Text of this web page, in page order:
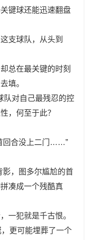
键球还能迅速翻盘
支球队，从头到
总在最关键的时刻
填。
队对自己最残忍的控
，何至于此？
回合没上二门……”
影，图多尔尴尬的首
凑成一个残酷真
一犯就是千古恨。
更可能埋葬了一个